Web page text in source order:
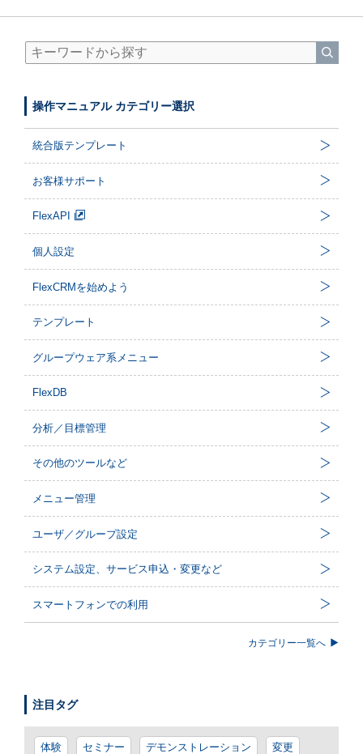
操作マニュアル カテゴリー選択
統合版テンプレート
お客様サポート
FlexAPI
個人設定
FlexCRMを始めよう
テンプレート
グループウェア系メニュー
FlexDB
分析／目標管理
その他のツールなど
メニュー管理
ユーザ／グループ設定
システム設定、サービス申込・変更など
スマートフォンでの利用
カテゴリー一覧へ
注目タグ
体験 セミナー デモンストレーション 変更